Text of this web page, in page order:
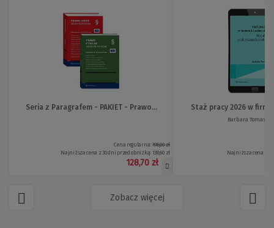
Seria z Paragrafem - PAKIET - Prawo...
Cena regularna:198,00 zł
Najniższa cena z 30 dni przed obniżką: 138,60 zł
128,70 zł
Staż pracy 2026 w
Barbara
Najniższa cena z
Zobacz więcej